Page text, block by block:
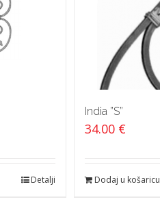
Detalji
India ”S”
34.00 €
Dodaj u košaricu